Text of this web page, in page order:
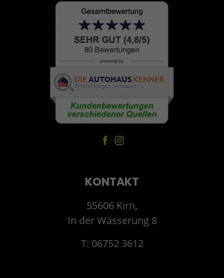
KONTAKT
55606 Kirn,
In der Wässerung 8
T: 06752 3612